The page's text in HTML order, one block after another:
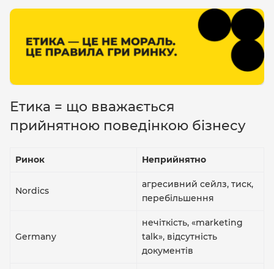
Етика = що вважається
прийнятною поведінкою бізнесу
Ринок Неприйнятно
Nordics
агресивний сейлз, тиск,
перебільшення
Germany
нечіткість, «marketing
talk», відсутність
документів